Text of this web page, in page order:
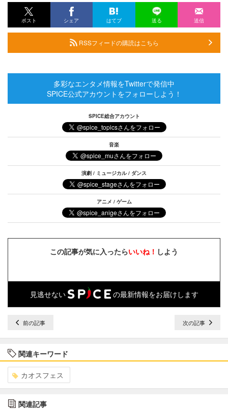
ポスト シェア はてブ 送る 送信
RSSフィードの購読はこちら
多彩なエンタメ情報をTwitterで発信中
SPICE公式アカウントをフォローしよう！
SPICE総合アカウント
音楽
演劇 / ミュージカル / ダンス
アニメ / ゲーム
この記事が気に入ったらいいね！ しよう
見逃せない の最新情報をお届けします
前の記事 次の記事
関連キーワード
カオスフェス
関連記事